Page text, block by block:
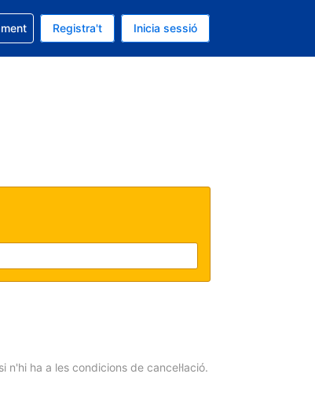
dels Estats Units
Registra't Inicia sessió
n'hi ha a les condicions de cancel·lació.